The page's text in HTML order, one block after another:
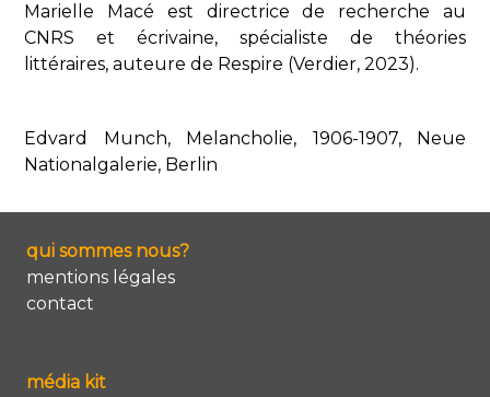
Marielle Macé est directrice de recherche au
CNRS et écrivaine, spécialiste de théories
littéraires, auteure de Respire (Verdier, 2023).
Edvard Munch, Melancholie, 1906-1907, Neue
Nationalgalerie, Berlin
qui sommes nous?
mentions légales
contact
média kit